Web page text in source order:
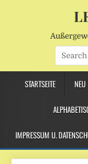
Search
for:
STARTSEITE NEU
IMPRESSUM U.